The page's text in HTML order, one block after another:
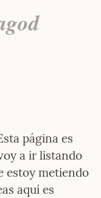
página es
a ir listando
estoy metiendo